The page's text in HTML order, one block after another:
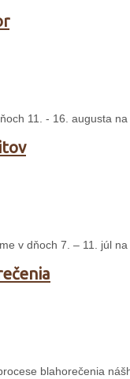
11. - 16. augusta
v dňoch 7. – 11. júl
blahorečenia